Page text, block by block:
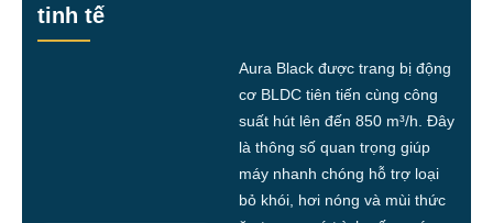
tinh tế
Aura Black được trang bị động
cơ BLDC tiên tiến cùng công
suất hút lên đến 850 m³/h. Đây
là thông số quan trọng giúp
máy nhanh chóng hỗ trợ loại
bỏ khói, hơi nóng và mùi thức